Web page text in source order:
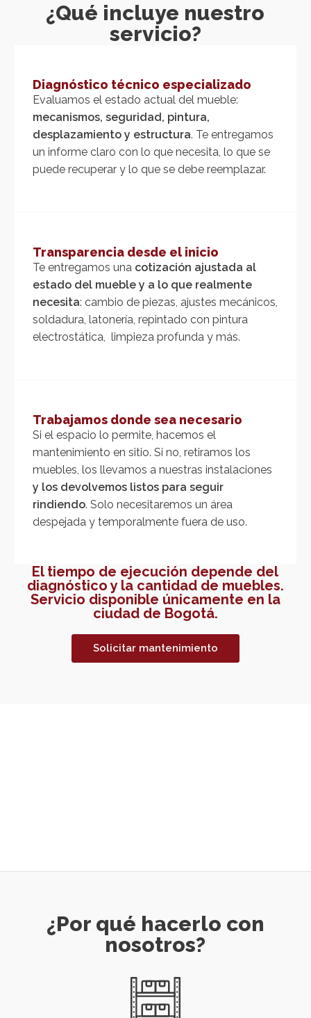
¿Qué incluye nuestro
servicio?
Diagnóstico técnico especializado
Evaluamos el estado actual del mueble:
mecanismos, seguridad, pintura,
desplazamiento y estructura. Te entregamos
un informe claro con lo que necesita, lo que se
puede recuperar y lo que se debe reemplazar.
Transparencia desde el inicio
Te entregamos una cotización ajustada al
estado del mueble y a lo que realmente
necesita: cambio de piezas, ajustes mecánicos,
soldadura, latonería, repintado con pintura
electrostática, limpieza profunda y más.
Trabajamos donde sea necesario
Si el espacio lo permite, hacemos el
mantenimiento en sitio. Si no, retiramos los
muebles, los llevamos a nuestras instalaciones
y los devolvemos listos para seguir
rindiendo. Solo necesitaremos un área
despejada y temporalmente fuera de uso.
El tiempo de ejecución depende del
diagnóstico y la cantidad de muebles.
Servicio disponible únicamente en la
ciudad de Bogotá.
Solicitar mantenimiento
¿Por qué hacerlo con
nosotros?